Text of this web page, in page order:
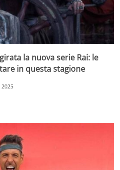
la nuova serie Rai: le
in questa stagione